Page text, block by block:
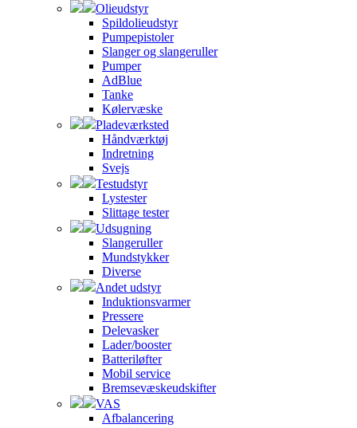
Olieudstyr
Spildolieudstyr
Pumpepistoler
Slanger og slangeruller
Pumper
AdBlue
Tanke
Kølervæske
Pladeværksted
Håndværktøj
Indretning
Svejs
Testudstyr
Lystester
Slittage tester
Udsugning
Slangeruller
Mundstykker
Diverse
Andet udstyr
Induktionsvarmer
Pressere
Delevasker
Lader/booster
Batteriløfter
Mobil service
Bremsevæskeudskifter
VAS
Afbalancering